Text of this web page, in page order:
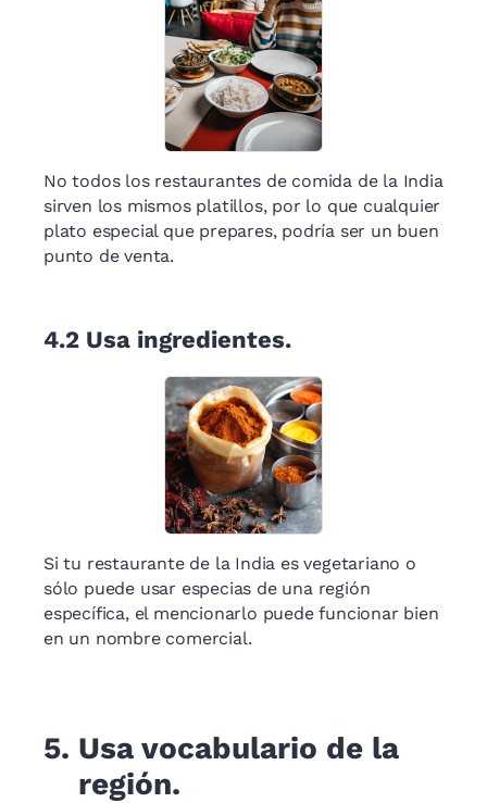
No todos los restaurantes de comida de la India
sirven los mismos platillos, por lo que cualquier
plato especial que prepares, podría ser un buen
punto de venta.
4.2 Usa ingredientes.
Si tu restaurante de la India es vegetariano o
sólo puede usar especias de una región
específica, el mencionarlo puede funcionar bien
en un nombre comercial.
5. Usa vocabulario de la
región.